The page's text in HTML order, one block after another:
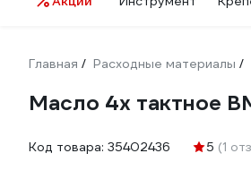
Главная / Расходные материалы /
Масло 4х тактное
Код товара: 35402436 5 (1